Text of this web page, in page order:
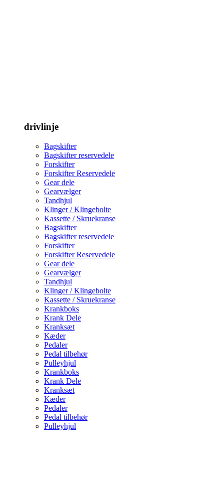
drivlinje
Bagskifter
Bagskifter reservedele
Forskifter
Forskifter Reservedele
Gear dele
Gearvælger
Tandhjul
Klinger / Klingebolte
Kassette / Skruekranse
Bagskifter
Bagskifter reservedele
Forskifter
Forskifter Reservedele
Gear dele
Gearvælger
Tandhjul
Klinger / Klingebolte
Kassette / Skruekranse
Krankboks
Krank Dele
Kranksæt
Kæder
Pedaler
Pedal tilbehør
Pulleyhjul
Krankboks
Krank Dele
Kranksæt
Kæder
Pedaler
Pedal tilbehør
Pulleyhjul